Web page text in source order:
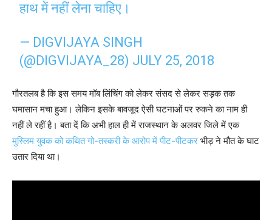
हाथ में नहीं लेना चाहिए।
— DIGVIJAYA SINGH
(@DIGVIJAYA_28) JULY 25, 2018
गौरतलब है कि इस समय मॉब लिंचिंग को लेकर संसद से लेकर सड़क तक
घमासान मचा हुआ। लेकिन इसके बावजूद ऐसी घटनाओं पर रुकने का नाम ही
नहीं ले रहीं है। बता दें कि अभी हाल ही में राजस्थान के अलवर जिले में एक
मुस्लिम युवक को कथित गो-तस्करी के आरोप में पीट-पीटकर भीड़ ने मौत के घाट
उतार दिया था।